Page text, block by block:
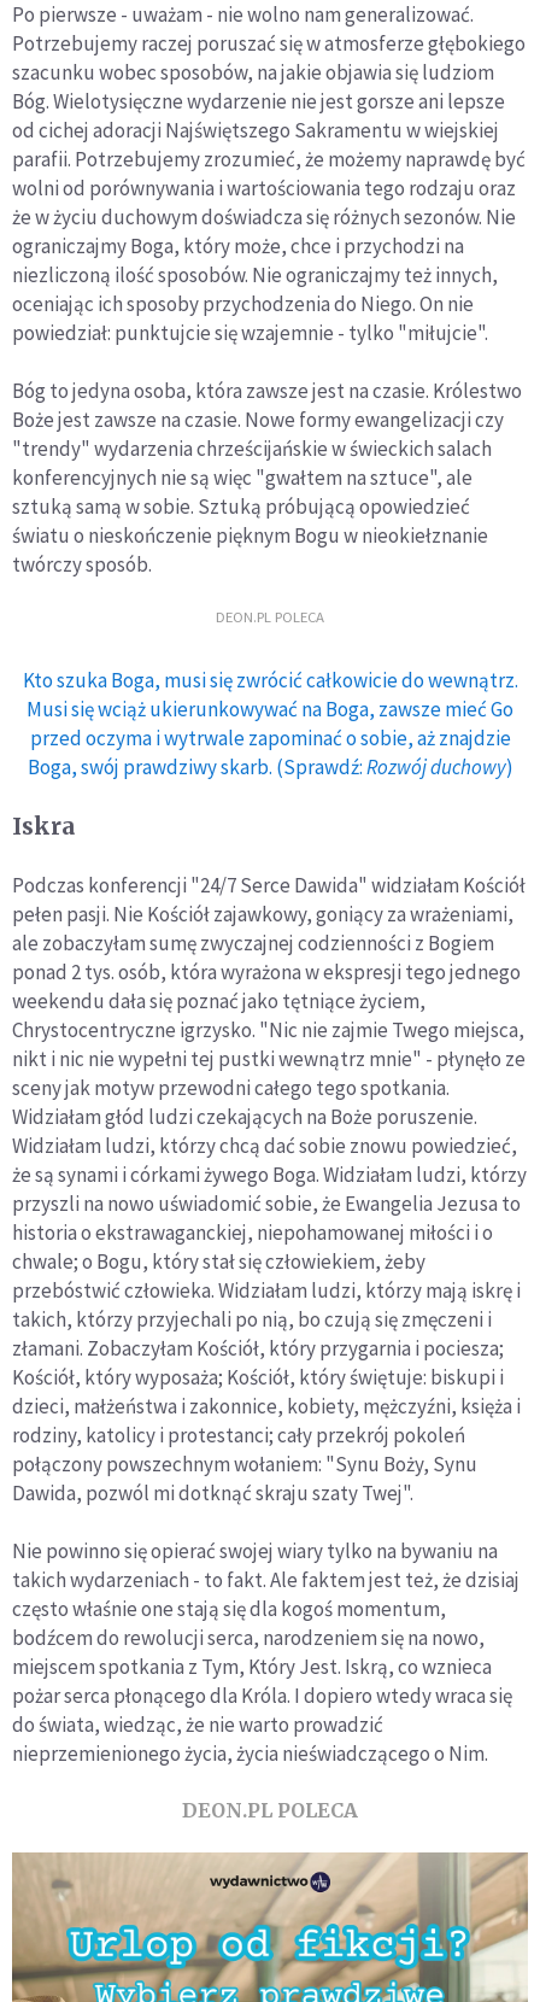
Po pierwsze - uważam - nie wolno nam generalizować.
Potrzebujemy raczej poruszać się w atmosferze głębokiego
szacunku wobec sposobów, na jakie objawia się ludziom
Bóg. Wielotysięczne wydarzenie nie jest gorsze ani lepsze
od cichej adoracji Najświętszego Sakramentu w wiejskiej
parafii. Potrzebujemy zrozumieć, że możemy naprawdę być
wolni od porównywania i wartościowania tego rodzaju oraz
że w życiu duchowym doświadcza się różnych sezonów. Nie
ograniczajmy Boga, który może, chce i przychodzi na
niezliczoną ilość sposobów. Nie ograniczajmy też innych,
oceniając ich sposoby przychodzenia do Niego. On nie
powiedział: punktujcie się wzajemnie - tylko "miłujcie".
Bóg to jedyna osoba, która zawsze jest na czasie. Królestwo
Boże jest zawsze na czasie. Nowe formy ewangelizacji czy
"trendy" wydarzenia chrześcijańskie w świeckich salach
konferencyjnych nie są więc "gwałtem na sztuce", ale
sztuką samą w sobie. Sztuką próbującą opowiedzieć
światu o nieskończenie pięknym Bogu w nieokiełznanie
twórczy sposób.
DEON.PL POLECA
Kto szuka Boga, musi się zwrócić całkowicie do wewnątrz.
Musi się wciąż ukierunkowywać na Boga, zawsze mieć Go
przed oczyma i wytrwale zapominać o sobie, aż znajdzie
Boga, swój prawdziwy skarb. (Sprawdź:Rozwój duchowy)
Iskra
Podczas konferencji "24/7 Serce Dawida" widziałam Kościół
pełen pasji. Nie Kościół zajawkowy, goniący za wrażeniami,
ale zobaczyłam sumę zwyczajnej codzienności z Bogiem
ponad 2 tys. osób, która wyrażona w ekspresji tego jednego
weekendu dała się poznać jako tętniące życiem,
Chrystocentryczne igrzysko. "Nic nie zajmie Twego miejsca,
nikt i nic nie wypełni tej pustki wewnątrz mnie" - płynęło ze
sceny jak motyw przewodni całego tego spotkania.
Widziałam głód ludzi czekających na Boże poruszenie.
Widziałam ludzi, którzy chcą dać sobie znowu powiedzieć,
że są synami i córkami żywego Boga. Widziałam ludzi, którzy
przyszli na nowo uświadomić sobie, że Ewangelia Jezusa to
historia o ekstrawaganckiej, niepohamowanej miłości i o
chwale; o Bogu, który stał się człowiekiem, żeby
przebóstwić człowieka. Widziałam ludzi, którzy mają iskrę i
takich, którzy przyjechali po nią, bo czują się zmęczeni i
złamani. Zobaczyłam Kościół, który przygarnia i pociesza;
Kościół, który wyposaża; Kościół, który świętuje: biskupi i
dzieci, małżeństwa i zakonnice, kobiety, mężczyźni, księża i
rodziny, katolicy i protestanci; cały przekrój pokoleń
połączony powszechnym wołaniem: "Synu Boży, Synu
Dawida, pozwól mi dotknąć skraju szaty Twej".
Nie powinno się opierać swojej wiary tylko na bywaniu na
takich wydarzeniach - to fakt. Ale faktem jest też, że dzisiaj
często właśnie one stają się dla kogoś momentum,
bodźcem do rewolucji serca, narodzeniem się na nowo,
miejscem spotkania z Tym, Który Jest. Iskrą, co wznieca
pożar serca płonącego dla Króla. I dopiero wtedy wraca się
do świata, wiedząc, że nie warto prowadzić
nieprzemienionego życia, życia nieświadczącego o Nim.
DEON.PL POLECA